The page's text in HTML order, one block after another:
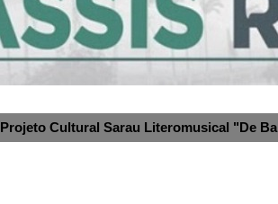
Projeto Cultural Sarau Literomusical "De